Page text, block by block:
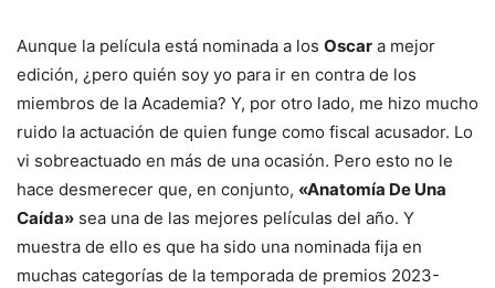
Aunque la película está nominada a los Oscar a mejor
edición, ¿pero quién soy yo para ir en contra de los
miembros de la Academia? Y, por otro lado, me hizo mucho
ruido la actuación de quien funge como fiscal acusador. Lo
vi sobreactuado en más de una ocasión. Pero esto no le
hace desmerecer que, en conjunto, «Anatomía De Una
Caída» sea una de las mejores películas del año. Y
muestra de ello es que ha sido una nominada fija en
muchas categorías de la temporada de premios 2023-